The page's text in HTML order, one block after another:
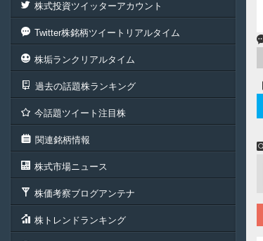
株式投資ツイッターアカウント
Twitter株銘柄ツイートリアルタイム
株垢ランクリアルタイム
過去の話題株ランキング
今話題ツイート注目株
関連銘柄情報
株式市場ニュース
株価考察ブログアンテナ
株トレンドランキング